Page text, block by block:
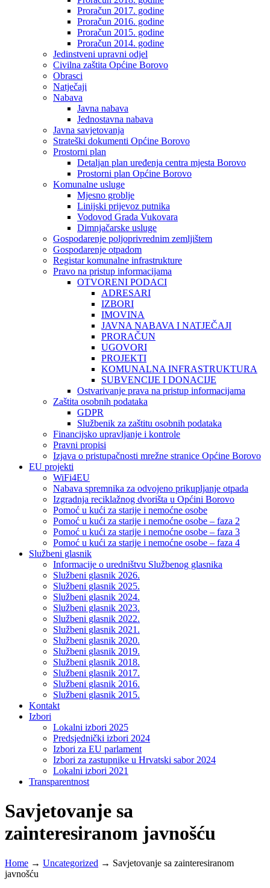
Proračun 2017. godine
Proračun 2016. godine
Proračun 2015. godine
Proračun 2014. godine
Jedinstveni upravni odjel
Civilna zaštita Općine Borovo
Obrasci
Natječaji
Nabava
Javna nabava
Jednostavna nabava
Javna savjetovanja
Strateški dokumenti Općine Borovo
Prostorni plan
Detaljan plan uređenja centra mjesta Borovo
Prostorni plan Općine Borovo
Komunalne usluge
Mjesno groblje
Linijski prijevoz putnika
Vodovod Grada Vukovara
Dimnjačarske usluge
Gospodarenje poljoprivrednim zemljištem
Gospodarenje otpadom
Registar komunalne infrastrukture
Pravo na pristup informacijama
OTVORENI PODACI
ADRESARI
IZBORI
IMOVINA
JAVNA NABAVA I NATJEČAJI
PRORAČUN
UGOVORI
PROJEKTI
KOMUNALNA INFRASTRUKTURA
SUBVENCIJE I DONACIJE
Ostvarivanje prava na pristup informacijama
Zaštita osobnih podataka
GDPR
Službenik za zaštitu osobnih podataka
Financijsko upravljanje i kontrole
Pravni propisi
Izjava o pristupačnosti mrežne stranice Općine Borovo
EU projekti
WiFi4EU
Nabava spremnika za odvojeno prikupljanje otpada
Izgradnja reciklažnog dvorišta u Općini Borovo
Pomoć u kući za starije i nemoćne osobe
Pomoć u kući za starije i nemoćne osobe – faza 2
Pomoć u kući za starije i nemoćne osobe – faza 3
Pomoć u kući za starije i nemoćne osobe – faza 4
Službeni glasnik
Informacije o uredništvu Službenog glasnika
Službeni glasnik 2026.
Službeni glasnik 2025.
Službeni glasnik 2024.
Službeni glasnik 2023.
Službeni glasnik 2022.
Službeni glasnik 2021.
Službeni glasnik 2020.
Službeni glasnik 2019.
Službeni glasnik 2018.
Službeni glasnik 2017.
Službeni glasnik 2016.
Službeni glasnik 2015.
Kontakt
Izbori
Lokalni izbori 2025
Predsjednički izbori 2024
Izbori za EU parlament
Izbori za zastupnike u Hrvatski sabor 2024
Lokalni izbori 2021
Transparentnost
Savjetovanje sa
zainteresiranom javnošću
Home → Uncategorized → Savjetovanje sa zainteresiranom
javnošću